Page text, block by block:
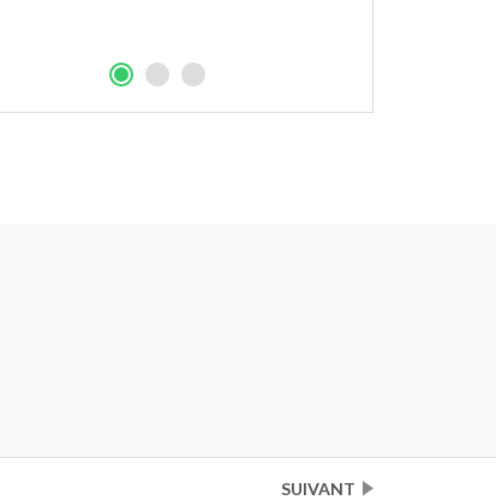
SUIVANT